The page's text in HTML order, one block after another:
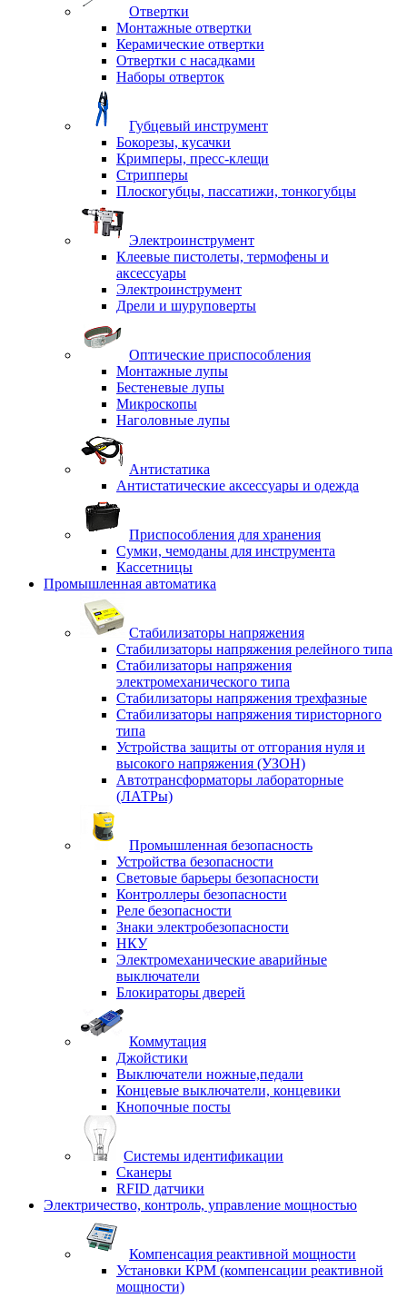
Отвертки
Монтажные отвертки
Керамические отвертки
Отвертки с насадками
Наборы отверток
Губцевый инструмент
Бокорезы, кусачки
Кримперы, пресс-клещи
Стрипперы
Плоскогубцы, пассатижи, тонкогубцы
Электроинструмент
Клеевые пистолеты, термофены и
аксессуары
Электроинструмент
Дрели и шуруповерты
Оптические приспособления
Монтажные лупы
Бестеневые лупы
Микроскопы
Наголовные лупы
Антистатика
Антистатические аксессуары и одежда
Приспособления для хранения
Сумки, чемоданы для инструмента
Кассетницы
Промышленная автоматика
Стабилизаторы напряжения
Стабилизаторы напряжения релейного типа
Стабилизаторы напряжения
электромеханического типа
Стабилизаторы напряжения трехфазные
Стабилизаторы напряжения тиристорного
типа
Устройства защиты от отгорания нуля и
высокого напряжения (УЗОН)
Автотрансформаторы лабораторные
(ЛАТРы)
Промышленная безопасность
Устройства безопасности
Световые барьеры безопасности
Контроллеры безопасности
Реле безопасности
Знаки электробезопасности
НКУ
Электромеханические аварийные
выключатели
Блокираторы дверей
Коммутация
Джойстики
Выключатели ножные,педали
Концевые выключатели, концевики
Кнопочные посты
Системы идентификации
Сканеры
RFID датчики
Электричество, контроль, управление мощностью
Компенсация реактивной мощности
Установки КРМ (компенсации реактивной
мощности)